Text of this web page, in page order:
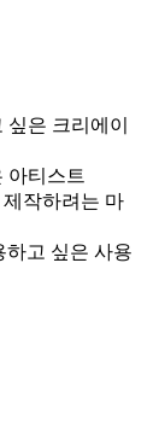
은 크리에이
아티스트
작하려는 마
하고 싶은 사용